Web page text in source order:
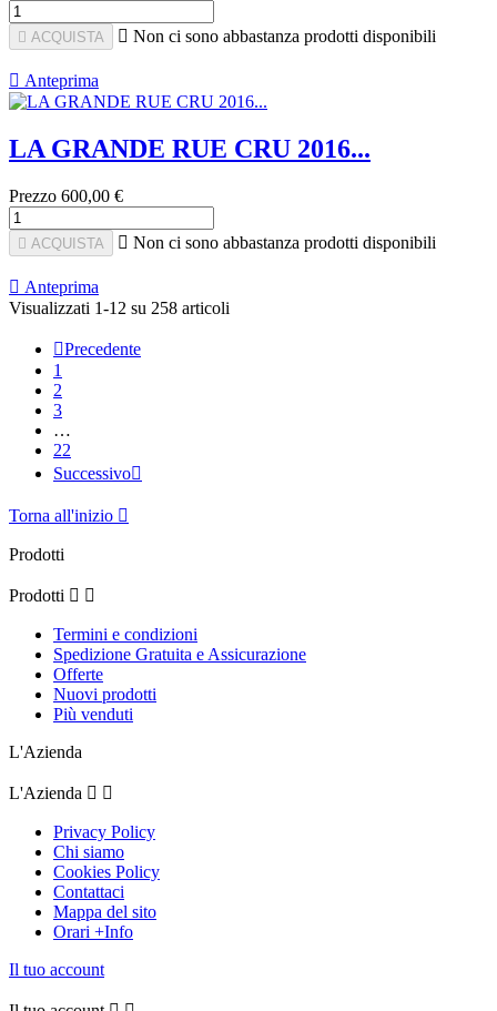
 ACQUISTA  Non ci sono abbastanza prodotti disponibili
 Anteprima
LA GRANDE RUE CRU 2016...
Prezzo 600,00 €
 ACQUISTA  Non ci sono abbastanza prodotti disponibili
 Anteprima
Visualizzati 1-12 su 258 articoli
Precedente
1
2
3
…
22
Successivo
Torna all'inizio 
Prodotti
Prodotti  
Termini e condizioni
Spedizione Gratuita e Assicurazione
Offerte
Nuovi prodotti
Più venduti
L'Azienda
L'Azienda  
Privacy Policy
Chi siamo
Cookies Policy
Contattaci
Mappa del sito
Orari +Info
Il tuo account